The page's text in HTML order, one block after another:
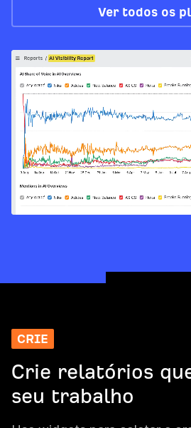
Ver todos os
CRIE
Crie relatórios
seu trabalho